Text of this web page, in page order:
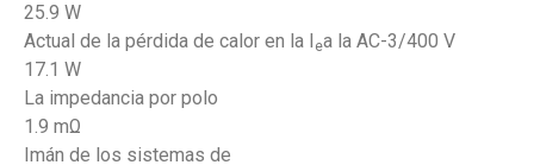
25.9 W
Actual de la pérdida de calor en la I
ea la AC-3/400 V
17.1 W
La impedancia por polo
1.9 mΩ
Imán de los sistemas de